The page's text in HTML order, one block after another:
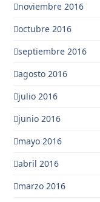
noviembre 2016
octubre 2016
septiembre 2016
agosto 2016
julio 2016
junio 2016
mayo 2016
abril 2016
marzo 2016